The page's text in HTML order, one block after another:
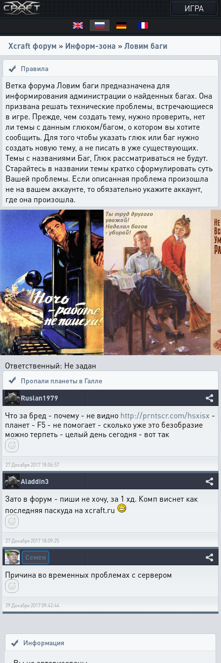
ИГРА
Xcraft форум » Информ-зона » Ловим баги
Правила
Ветка форума Ловим баги предназначена для
информирования администрации о найденных багах. Она
призвана решать технические проблемы, встречающиеся
в игре. Прежде, чем создать тему, нужно проверить, нет
ли темы с данным глюком/багом, о котором вы хотите
сообщить. Для того чтобы указать глюк или баг нужно
создать новую тему, а не писать в уже существующих.
Темы с названиями Баг, Глюк рассматриваться не будут.
Старайтесь в названии темы кратко сформулировать суть
Вашей проблемы. Если описанная проблема произошла
не на вашем аккаунте, то обязательно укажите аккаунт,
где она произошла.
Ответственный: Не задан
Пропали планеты в Галле
Ruslan1979
Что за бред - почему - не видно http://prntscr.com/hsxisx -
планет - F5 - не помогает - сколько уже это безобразие
можно терпеть - целый день сегодня - вот так
27 Декабря 2017 18:06:57
Aladdin3
Зато в форум - пиши не хочу, за 1 хд. Комп виснет как
последняя паскуда на xcraft.ru
27 Декабря 2017 18:09:25
Семен
Причина во временных проблемах с сервером
29 Декабря 2017 09:42:44
Информация